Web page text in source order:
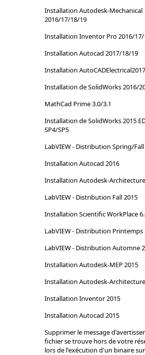
Installation Autodesk-Mechanical
2016/17/18/19
Installation Inventor Pro 2016/
Installation Autocad 2017/18/19
Installation AutoCADElectrical2017
Installation de SolidWorks 2016/
MathCad Prime 3.0/3.1
Installation de SolidWorks 2015
SP4/SP5
LabVIEW - Distribution Spring/Fall
Installation Autocad 2016
Installation Autodesk-
LabVIEW - Distribution Fall 2015
Installation Scientific WorkPlace
LabVIEW - Distribution Printemps
LabVIEW - Distribution Automne
Installation Autodesk-MEP 2015
Installation Autodesk-
Installation Inventor 2015
Installation Autocad 2015
Supprimer le message
fichier se trouve hors de votre
lors de l'exécution d'un binaire